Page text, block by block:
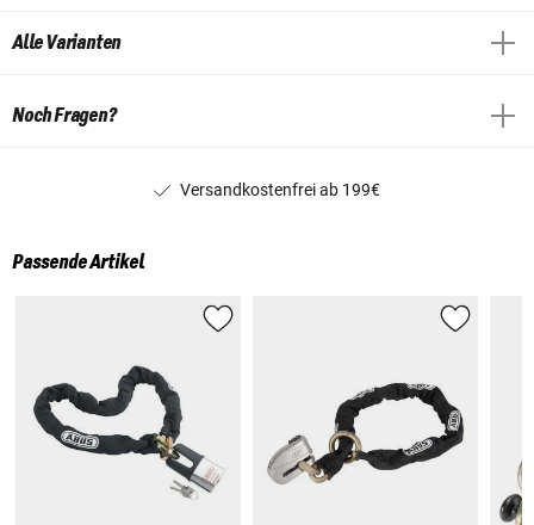
Alle Varianten
Noch Fragen?
Versandkostenfrei ab 199€
Passende Artikel